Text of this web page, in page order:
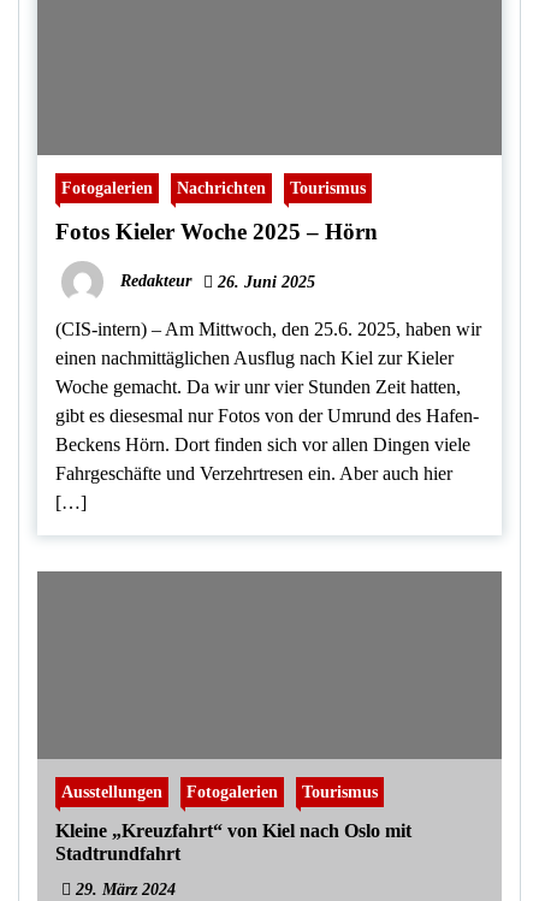
Fotogalerien Nachrichten Tourismus
Fotos Kieler Woche 2025 – Hörn
Redakteur 26. Juni 2025
(CIS-intern) – Am Mittwoch, den 25.6. 2025, haben wir
einen nachmittäglichen Ausflug nach Kiel zur Kieler
Woche gemacht. Da wir unr vier Stunden Zeit hatten,
gibt es diesesmal nur Fotos von der Umrund des Hafen-
Beckens Hörn. Dort finden sich vor allen Dingen viele
Fahrgeschäfte und Verzehrtresen ein. Aber auch hier
[…]
Ausstellungen Fotogalerien Tourismus
Kleine „Kreuzfahrt“ von Kiel nach Oslo mit
Stadtrundfahrt
29. März 2024